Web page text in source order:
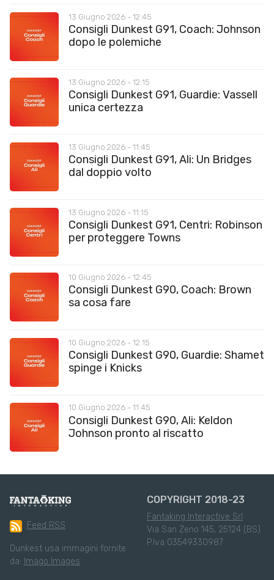
13 Giugno 2026 - 12:45
Consigli Dunkest G91, Coach: Johnson
dopo le polemiche
13 Giugno 2026 - 12:15
Consigli Dunkest G91, Guardie: Vassell
unica certezza
13 Giugno 2026 - 11:45
Consigli Dunkest G91, Ali: Un Bridges
dal doppio volto
13 Giugno 2026 - 11:15
Consigli Dunkest G91, Centri: Robinson
per proteggere Towns
10 Giugno 2026 - 12:45
Consigli Dunkest G90, Coach: Brown
sa cosa fare
10 Giugno 2026 - 12:15
Consigli Dunkest G90, Guardie: Shamet
spinge i Knicks
10 Giugno 2026 - 11:45
Consigli Dunkest G90, Ali: Keldon
Johnson pronto al riscatto
Feed RSS
Dunkest usa immagini fornite
da: Imago Images
COPYRIGHT 2018-23
Fantaking Interactive Srl
Via San Zeno 145, 25124 (BS)
P.Iva 03549330987